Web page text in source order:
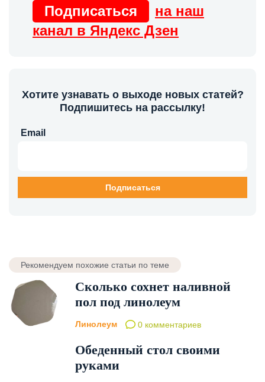
Подписаться
на наш
канал в Яндекс Дзен
Хотите узнавать о выходе новых статей?
Подпишитесь на рассылку!
Email
Рекомендуем похожие статьи по теме
Сколько сохнет наливной
пол под линолеум
Линолеум 0 комментариев
Обеденный стол своими
руками